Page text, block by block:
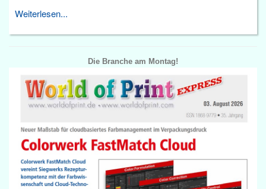
Weiterlesen...
Die Branche am Montag!